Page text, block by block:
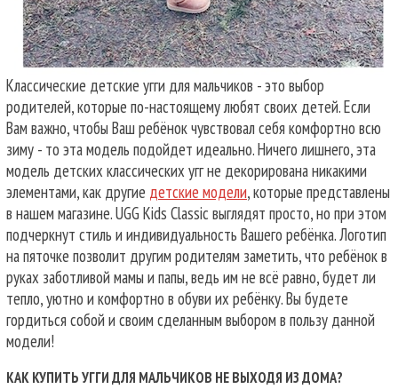
Классические детские угги для мальчиков - это выбор
родителей, которые по-настоящему любят своих детей. Если
Вам важно, чтобы Ваш ребёнок чувствовал себя комфортно всю
зиму - то эта модель подойдет идеально. Ничего лишнего, эта
модель детских классических угг не декорирована никакими
элементами, как другие детские модели, которые представлены
в нашем магазине. UGG Kids Classic выглядят просто, но при этом
подчеркнут стиль и индивидуальность Вашего ребёнка. Логотип
на пяточке позволит другим родителям заметить, что ребёнок в
руках заботливой мамы и папы, ведь им не всё равно, будет ли
тепло, уютно и комфортно в обуви их ребёнку. Вы будете
гордиться собой и своим сделанным выбором в пользу данной
модели!
КАК КУПИТЬ УГГИ ДЛЯ МАЛЬЧИКОВ НЕ ВЫХОДЯ ИЗ ДОМА?